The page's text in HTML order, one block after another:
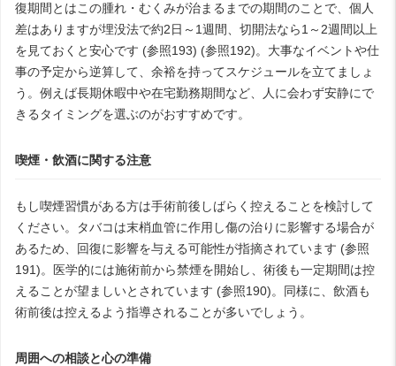
復期間とはこの腫れ・むくみが治まるまでの期間のことで、個人
差はありますが埋没法で約2日～1週間、切開法なら1～2週間以上
を見ておくと安心です (参照193) (参照192)。大事なイベントや仕
事の予定から逆算して、余裕を持ってスケジュールを立てましょ
う。例えば長期休暇中や在宅勤務期間など、人に会わず安静にで
きるタイミングを選ぶのがおすすめです。
喫煙・飲酒に関する注意
もし喫煙習慣がある方は手術前後しばらく控えることを検討して
ください。タバコは末梢血管に作用し傷の治りに影響する場合が
あるため、回復に影響を与える可能性が指摘されています (参照
191)。医学的には施術前から禁煙を開始し、術後も一定期間は控
えることが望ましいとされています (参照190)。同様に、飲酒も
術前後は控えるよう指導されることが多いでしょう。
周囲への相談と心の準備